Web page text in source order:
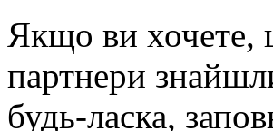
Якщо ви хочете,
партнери
будь-ласка,